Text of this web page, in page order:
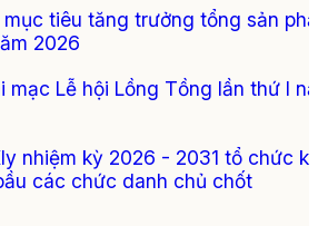
mục tiêu tăng trưởng tổng sản
2026
mạc Lễ hội Lồng Tồng lần thứ I
nhiệm kỳ 2026 - 2031 tổ chức
các chức danh chủ chốt